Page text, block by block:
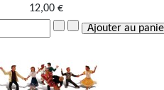
12,00 €